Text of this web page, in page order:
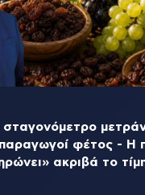
φέτος - Η
ακριβά το